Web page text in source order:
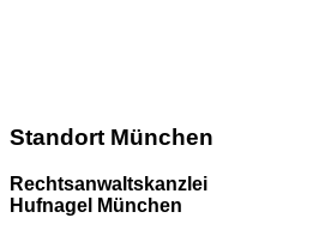
Standort München
Rechtsanwaltskanzlei
Hufnagel München